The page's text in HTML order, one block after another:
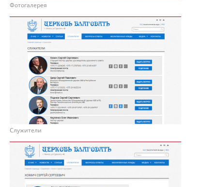
Фотогалерея
Служители